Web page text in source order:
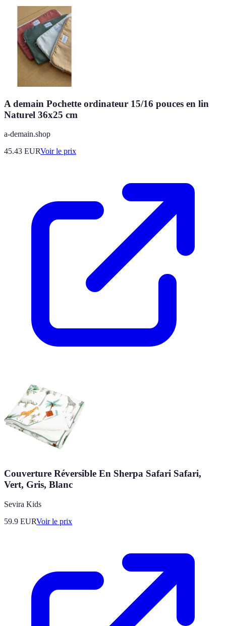
A demain Pochette ordinateur 15/16 pouces en lin
Naturel 36x25 cm
a-demain.shop
45.43 EURVoir le prix
Couverture Réversible En Sherpa Safari Safari,
Vert, Gris, Blanc
Sevira Kids
59.9 EURVoir le prix